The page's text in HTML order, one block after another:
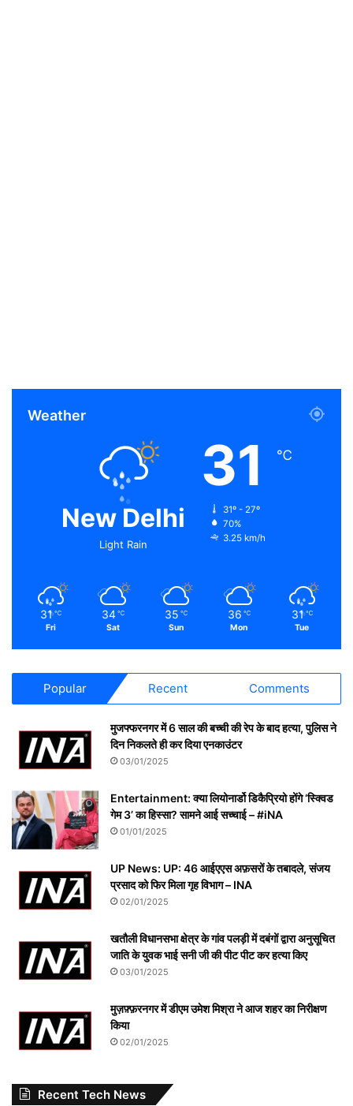
Weather
New Delhi
Light Rain
31 ℃
31º - 27º
70%
3.25 km/h
31 ℃
Fri
34 ℃
Sat
35 ℃
Sun
36 ℃
Mon
31 ℃
Tue
Popular Recent Comments
मुजफ्फरनगर में 6 साल की बच्ची की रेप के बाद हत्या, पुलिस ने
दिन निकलते ही कर दिया एनकाउंटर
03/01/2025
Entertainment: क्या लियोनार्डो डिकैप्रियो होंगे ‘स्क्विड
गेम 3’ का हिस्सा? सामने आई सच्चाई – #iNA
01/01/2025
UP News: UP: 46 आईएएस अफ़सरों के तबादले, संजय
प्रसाद को फिर मिला गृह विभाग – INA
02/01/2025
खतौली विधानसभा क्षेत्र के गांव पलड़ी में दबंगों द्वारा अनुसूचित
जाति के युवक भाई सनी जी की पीट पीट कर हत्या किए
03/01/2025
मुज़फ़्फ़रनगर में डीएम उमेश मिश्रा ने आज शहर का निरीक्षण
किया
02/01/2025
Recent Tech News